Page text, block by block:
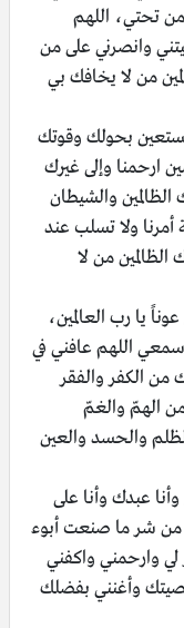
تحتي، اللهم
وانصرني على من
من لا يخافك بي
بحولك وقوتك
ارحمنا وإلى غيرك
والشيطان
ولا تسلب عند
الظالمين من لا
يا رب العالمين،
سمعي اللهم عافني في
من الكفر والفقر
الهمّ والغمّ
والحسد والعين
عبدك وأنا على
شر ما صنعت أبوء
وارحمني واكفني
وأغنني بفضلك